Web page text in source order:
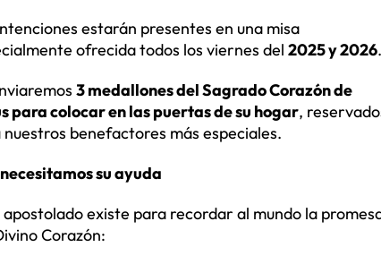
estarán presentes en una misa
ofrecida todos los viernes del 2025 y 2026.
3 medallones del Sagrado Corazón de
para colocar en las puertas de su hogar,
nuestros benefactores más especiales.
su ayuda
apostolado existe para recordar al mundo la
Corazón: